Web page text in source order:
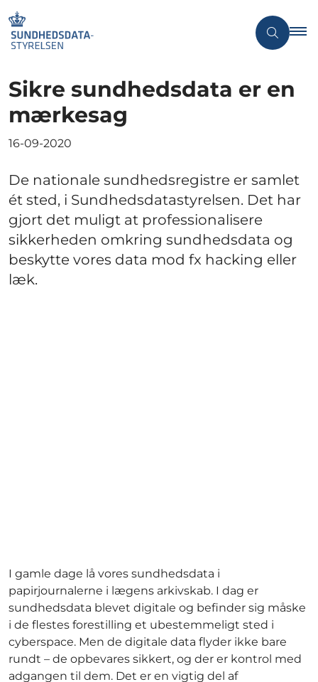
Sikre sundhedsdata er en
mærkesag
16-09-2020
De nationale sundhedsregistre er samlet
ét sted, i Sundhedsdatastyrelsen. Det har
gjort det muligt at professionalisere
sikkerheden omkring sundhedsdata og
beskytte vores data mod fx hacking eller
læk.
I gamle dage lå vores sundhedsdata i
papirjournalerne i lægens arkivskab. I dag er
sundhedsdata blevet digitale og befinder sig måske
i de flestes forestilling et ubestemmeligt sted i
cyberspace. Men de digitale data flyder ikke bare
rundt – de opbevares sikkert, og der er kontrol med
adgangen til dem. Det er en vigtig del af